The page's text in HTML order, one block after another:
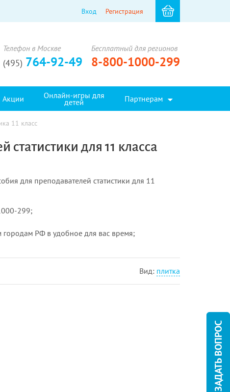
Вход Регистрация
Телефон в Москве
(495) 764-92-49
Бесплатный для регионов
8-800-1000-299
Акции Онлайн-игры для
детей Партнерам
11 класс
для 11 класса
для преподавателей статистики для 11
299;
городам РФ в удобное для вас время;
Вид: плитка
ЗАДАТЬ ВОПРОС